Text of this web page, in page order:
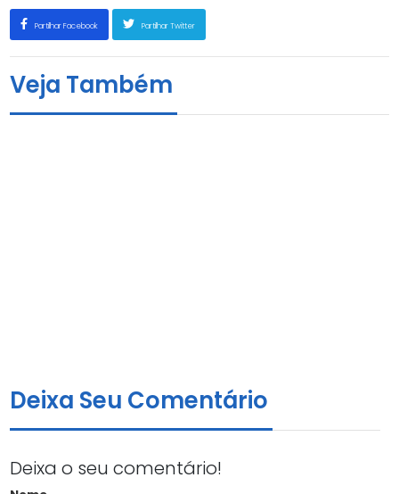
Partilhar Facebook Partilhar Twitter
Veja Também
Entrega de micro-creditos, carteiras e Kits
Profissionais, pelo MAPTSS anima empreendedores
na Huíla.
18 de Novembro, 2020
Deixa Seu Comentário
Deixa o seu comentário!